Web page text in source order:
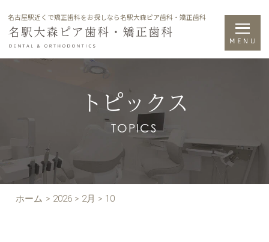
名古屋駅近くで矯正歯科をお探しなら名駅大森ピア歯科・矯正歯科
トピックス
TOPICS
ホーム > 2026 > 2月 > 10